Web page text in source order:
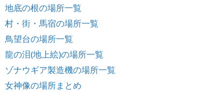
地底の根の場所一覧
村・街・馬宿の場所一覧
鳥望台の場所一覧
龍の泪(地上絵)の場所一覧
ゾナウギア製造機の場所一覧
女神像の場所まとめ